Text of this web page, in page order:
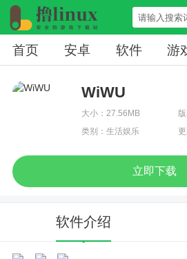
首页 安卓 软件 游
WiWU
大小：27.56MB
类别：生活娱乐
立即下载
软件介绍